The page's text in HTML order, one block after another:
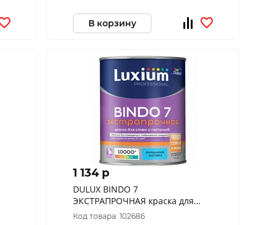
В корзину
1 134 p
DULUX BINDO 7
ЭКСТРАПРОЧНАЯ краска для
стен и потолков, матовая, база
Код товара: 102686